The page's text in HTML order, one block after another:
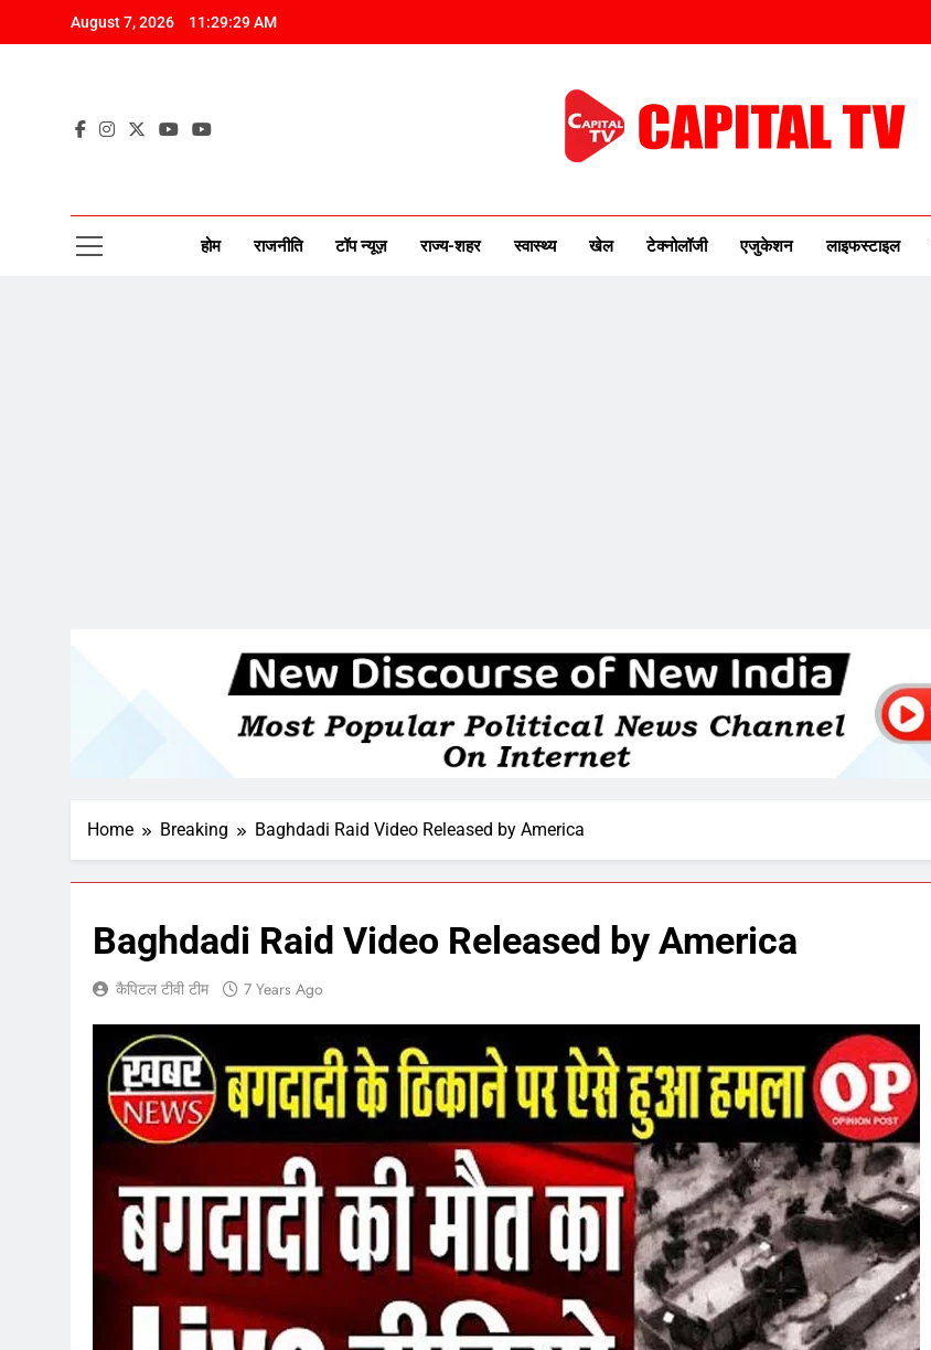
August 7, 2026 11:29:30 AM
होम राजनीति टॉप न्यूज़ राज्य-शहर स्वास्थ्य खेल टेक्नोलॉजी एजुकेशन लाइफस्टाइल
Home Breaking Baghdadi Raid Video Released by America
Baghdadi Raid Video Released by America
कैपिटल टीवी टीम 7 Years Ago